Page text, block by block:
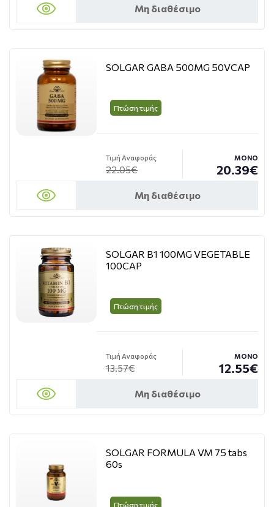
Μη διαθέσιμο
SOLGAR GABA 500MG 50VCAP
Πτώση τιμής
Τιμή Αναφοράς
22.05€
ΜΟΝΟ
20.39€
Μη διαθέσιμο
SOLGAR B1 100MG VEGETABLE
100CAP
Πτώση τιμής
Τιμή Αναφοράς
13.57€
ΜΟΝΟ
12.55€
Μη διαθέσιμο
SOLGAR FORMULA VM 75 tabs
60s
Πτώση τιμής